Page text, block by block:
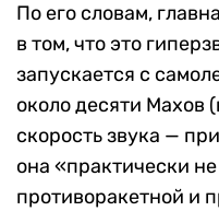
По его словам,
в том, что это
запускается с
около десяти Махов
скорость звука —
она «практически
противоракетной и